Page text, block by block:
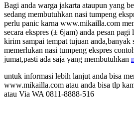
Bagi anda warga jakarta ataupun yang
sedang membutuhkan nasi tumpeng
perlu panic karna www.mikailla.com
secara ekspres (± 6jam) anda pesan
kirim sampai tempat tujuan
memerlukan nasi tumpeng ekspres
jumat,pasti ada saja yang membutuhkan
untuk informasi lebih lanjut anda bisa
www.mikailla.com atau anda bisa tlp
atau Via WA 0811-8888-516